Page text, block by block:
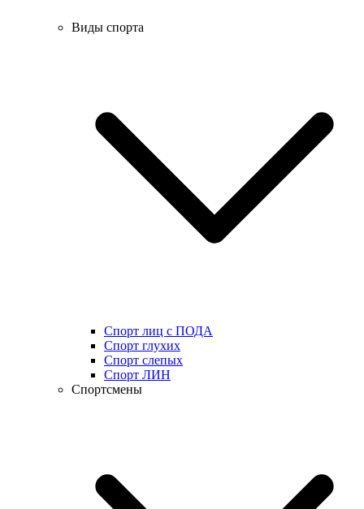
Виды спорта
Спорт лиц с ПОДА
Спорт глухих
Спорт слепых
Спорт ЛИН
Спортсмены